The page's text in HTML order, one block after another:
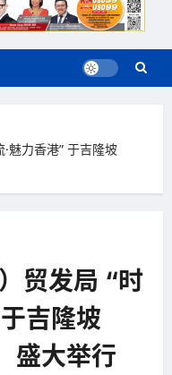
魅力香港” 于吉隆坡
贸发局 “时
吉隆坡
盛大举行